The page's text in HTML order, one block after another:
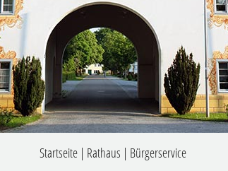
Startseite | Rathaus | Bürgerservice